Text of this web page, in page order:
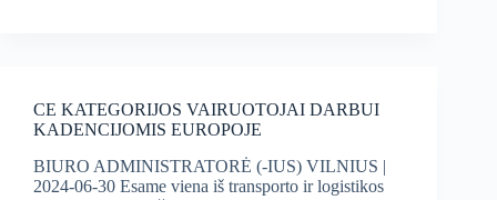
CE KATEGORIJOS VAIRUOTOJAI DARBUI
KADENCIJOMIS EUROPOJE
BIURO ADMINISTRATORĖ (-IUS) VILNIUS |
2024-06-30 Esame viena iš transporto ir logistikos